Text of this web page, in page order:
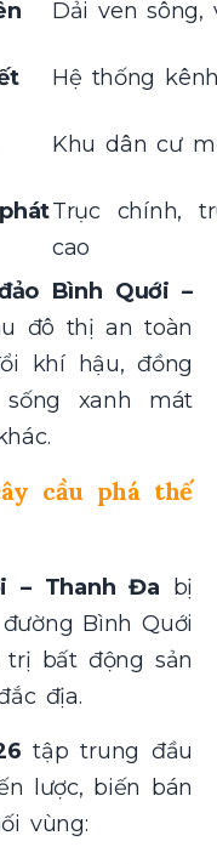
Dải ven
Hệ thống
Khu dân cư
Trục chính,
cao
Bình Quới –
đô thị an toàn
khí hậu, đồng
xanh mát
cầu phá thế
– Thanh Đa bị
Bình Quới
bất động sản
địa.
tập trung đầu
lược, biến bán
vùng: